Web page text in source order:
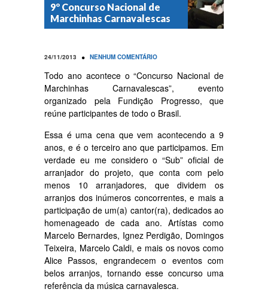
9º Concurso Nacional de
Marchinhas Carnavalescas
24/11/2013 • NENHUM COMENTÁRIO
Todo ano acontece o “Concurso Nacional de
Marchinhas Carnavalescas”, evento
organizado pela Fundição Progresso, que
reúne participantes de todo o Brasil.
Essa é uma cena que vem acontecendo a 9
anos, e é o terceiro ano que participamos. Em
verdade eu me considero o “Sub” oficial de
arranjador do projeto, que conta com pelo
menos 10 arranjadores, que dividem os
arranjos dos inúmeros concorrentes, e mais a
participação de um(a) cantor(ra), dedicados ao
homenageado de cada ano. Artístas como
Marcelo Bernardes, Ignez Perdigão, Domingos
Teixeira, Marcelo Caldi, e mais os novos como
Alice Passos, engrandecem o eventos com
belos arranjos, tornando esse concurso uma
referência da música carnavalesca.